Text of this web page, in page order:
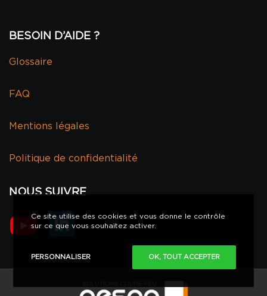
BESOIN D’AIDE ?
Glossaire
FAQ
Mentions légales
Politique de confidentialité
NOUS SUIVRE
Ce site utilise des cookies et vous donne le contrôle
sur ce que vous souhaitez activer.
PERSONNALISER OK, TOUT ACCEPTER